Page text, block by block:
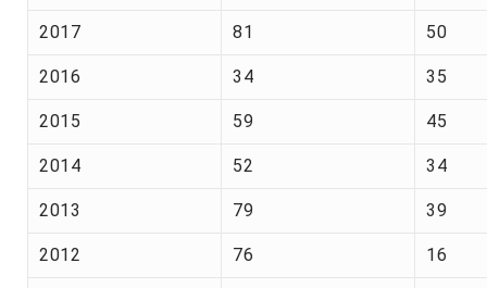
2017 81 50
2016 34 35
2015 59 45
2014 52 34
2013 79 39
2012 76 16